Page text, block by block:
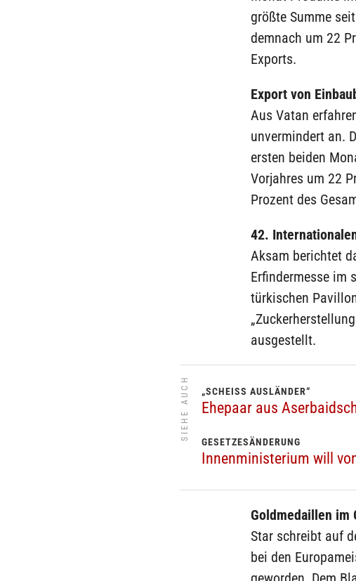
größte Summe
demnach um 22
Exports.
Export von
Aus Vatan
unvermindert an.
ersten beiden
Vorjahres um 22
Prozent des
42.
Aksam berichtet
Erfindermesse im
türkischen
ausgestellt.
SIEHE AUCH „SCHEISS AUSLÄNDER“
Ehepaar aus
GESETZESÄNDERUNG
Innenministerium will
Goldmedaillen im
Star schreibt auf
bei den